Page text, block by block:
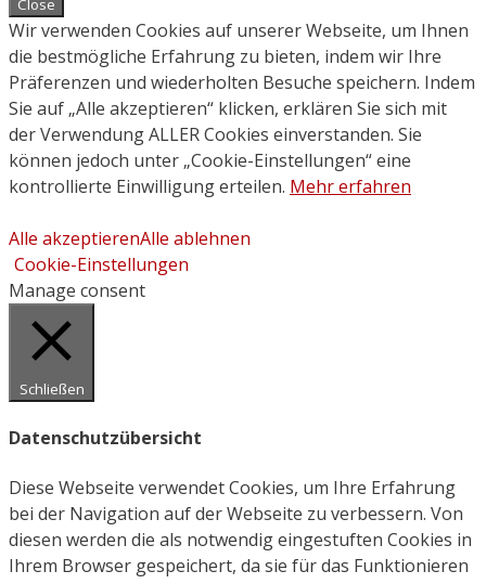
Close
Wir verwenden Cookies auf unserer Webseite, um Ihnen
die bestmögliche Erfahrung zu bieten, indem wir Ihre
Präferenzen und wiederholten Besuche speichern. Indem
Sie auf „Alle akzeptieren“ klicken, erklären Sie sich mit
der Verwendung ALLER Cookies einverstanden. Sie
können jedoch unter „Cookie-Einstellungen“ eine
kontrollierte Einwilligung erteilen. Mehr erfahren
Alle akzeptierenAlle ablehnen
Cookie-Einstellungen
Manage consent
Schließen
Datenschutzübersicht
Diese Webseite verwendet Cookies, um Ihre Erfahrung
bei der Navigation auf der Webseite zu verbessern. Von
diesen werden die als notwendig eingestuften Cookies in
Ihrem Browser gespeichert, da sie für das Funktionieren